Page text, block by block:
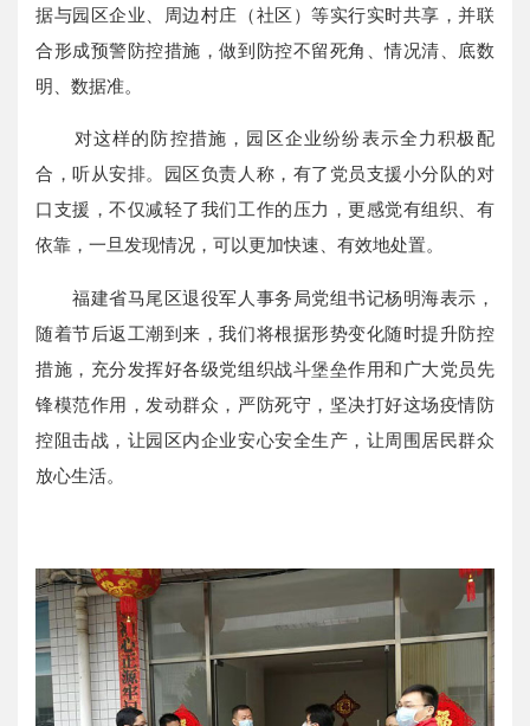
据与园区企业、周边村庄（社区）等实行实时共享，并联
合形成预警防控措施，做到防控不留死角、情况清、底数
明、数据准。
对这样的防控措施，园区企业纷纷表示全力积极配
合，听从安排。园区负责人称，有了党员支援小分队的对
口支援，不仅减轻了我们工作的压力，更感觉有组织、有
依靠，一旦发现情况，可以更加快速、有效地处置。
福建省马尾区退役军人事务局党组书记杨明海表示，
随着节后返工潮到来，我们将根据形势变化随时提升防控
措施，充分发挥好各级党组织战斗堡垒作用和广大党员先
锋模范作用，发动群众，严防死守，坚决打好这场疫情防
控阻击战，让园区内企业安心安全生产，让周围居民群众
放心生活。